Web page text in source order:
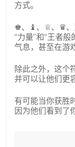
方式。
♚、♝、♕、♛、
“力量”和“王者
气息，甚至在游
除此之外，这个
并可以让他们更
有可能当你获胜
因为他们看到了